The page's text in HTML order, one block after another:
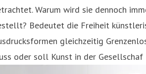
Warum wird sie dennoch
Bedeutet die Freiheit
gleichzeitig
oder soll Kunst in der Gesellschaf